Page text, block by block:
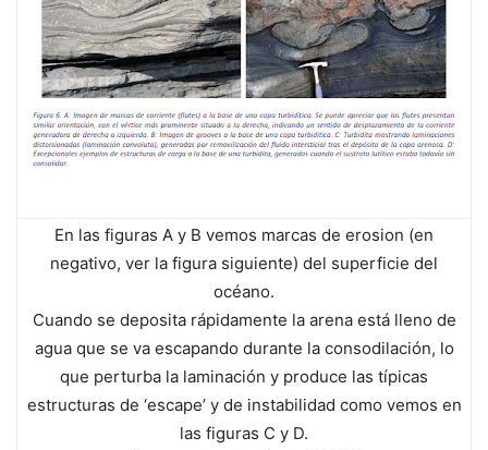
En las figuras A y B vemos marcas de erosion (en
negativo, ver la figura siguiente) del superficie del
océano.
Cuando se deposita rápidamente la arena está lleno de
agua que se va escapando durante la consodilación, lo
que perturba la laminación y produce las típicas
estructuras de ‘escape’ y de instabilidad como vemos en
las figuras C y D.